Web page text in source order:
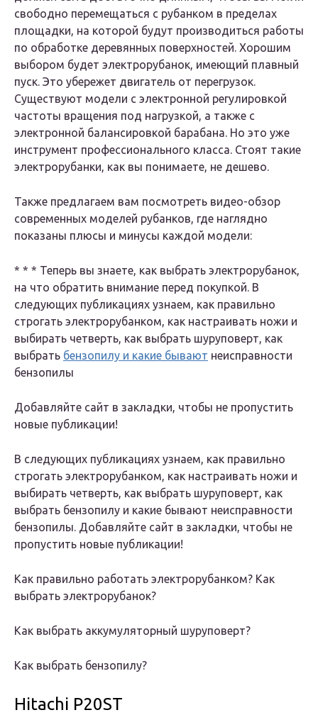
свободно перемещаться с рубанком в пределах
площадки, на которой будут производиться работы
по обработке деревянных поверхностей. Хорошим
выбором будет электрорубанок, имеющий плавный
пуск. Это убережет двигатель от перегрузок.
Существуют модели с электронной регулировкой
частоты вращения под нагрузкой, а также с
электронной балансировкой барабана. Но это уже
инструмент профессионального класса. Стоят такие
электрорубанки, как вы понимаете, не дешево.
Также предлагаем вам посмотреть видео-обзор
современных моделей рубанков, где наглядно
показаны плюсы и минусы каждой модели:
* * * Теперь вы знаете, как выбрать электрорубанок,
на что обратить внимание перед покупкой. В
следующих публикациях узнаем, как правильно
строгать электрорубанком, как настраивать ножи и
выбирать четверть, как выбрать шуруповерт, как
выбрать бензопилу и какие бывают неисправности
бензопилы
Добавляйте сайт в закладки, чтобы не пропустить
новые публикации!
В следующих публикациях узнаем, как правильно
строгать электрорубанком, как настраивать ножи и
выбирать четверть, как выбрать шуруповерт, как
выбрать бензопилу и какие бывают неисправности
бензопилы. Добавляйте сайт в закладки, чтобы не
пропустить новые публикации!
Как правильно работать электрорубанком? Как
выбрать электрорубанок?
Как выбрать аккумуляторный шуруповерт?
Как выбрать бензопилу?
Hitachi P20ST